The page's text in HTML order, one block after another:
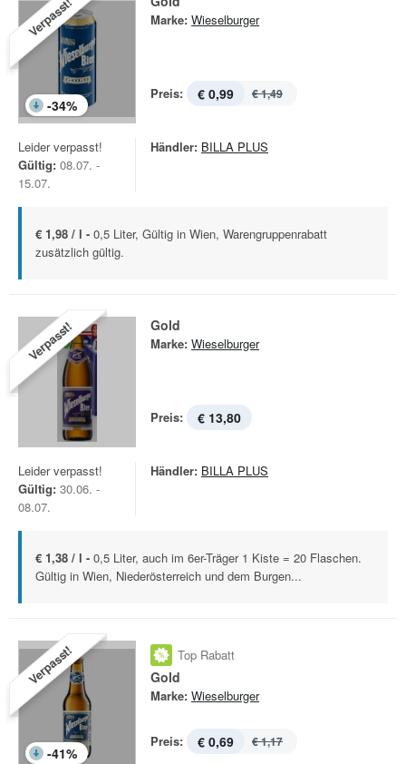
Verpasst!
-34%
Marke: Wieselburger
Preis: € 0,99 € 1,49
Leider verpasst!
Gültig: 08.07. -
15.07.
Händler: BILLA PLUS
€ 1,98 / l - 0,5 Liter, Gültig in Wien, Warengruppenrabatt
zusätzlich gültig.
Verpasst! Gold
Marke: Wieselburger
Preis: € 13,80
Leider verpasst!
Gültig: 30.06. -
08.07.
Händler: BILLA PLUS
€ 1,38 / l - 0,5 Liter, auch im 6er-Träger 1 Kiste = 20 Flaschen.
Gültig in Wien, Niederösterreich und dem Burgen...
Verpasst!
-41%
Top Rabatt
Gold
Marke: Wieselburger
Preis: € 0,69 € 1,17